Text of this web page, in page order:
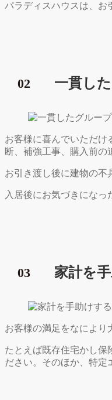
パラディスハウスは、お
02 一貫し
お客様に喜んでいただけ
断、補強工事、購入前の
お引き渡し後に建物の不
入居後にお気づきになっ
03 家計を
お客様の満足をなにより
たとえば既存住宅かし保
ださい。そのほか、特定